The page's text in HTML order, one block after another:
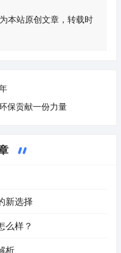
本站原创文章，转载时
保贡献一份力量
新选择
么样？
析